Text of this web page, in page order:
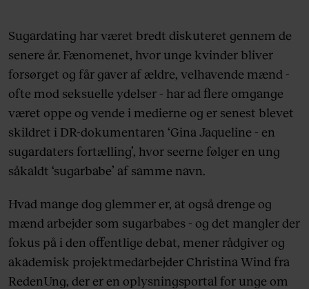
Sugardating har været bredt diskuteret gennem de
senere år. Fænomenet, hvor unge kvinder bliver
forsørget og får gaver af ældre, velhavende mænd -
ofte mod seksuelle ydelser - har ad flere omgange
været oppe og vende i medierne og er senest blevet
skildret i DR-dokumentaren ‘Gina Jaqueline - en
sugardaters fortælling’, hvor seerne følger en ung
såkaldt ‘sugarbabe’ af samme navn.
Hvad mange dog glemmer er, at også drenge og
mænd arbejder som sugarbabes - og det mangler der
fokus på i den offentlige debat, mener rådgiver og
akademisk projektmedarbejder Christina Wind fra
RedenUng, der er en oplysningsportal for unge om